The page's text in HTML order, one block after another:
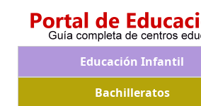
Educación Infantil
Bachilleratos